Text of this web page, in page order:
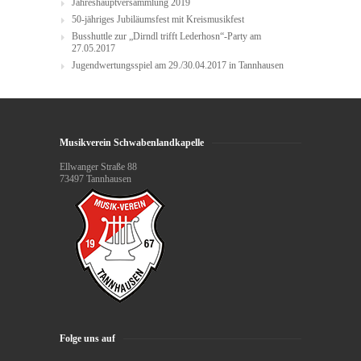
Jahreshauptversammlung 2019
50-jähriges Jubiläumsfest mit Kreismusikfest
Busshuttle zur „Dirndl trifft Lederhosn“-Party am
27.05.2017
Jugendwertungsspiel am 29./30.04.2017 in Tannhausen
Musikverein Schwabenlandkapelle
Ellwanger Straße 88
73497 Tannhausen
Folge uns auf